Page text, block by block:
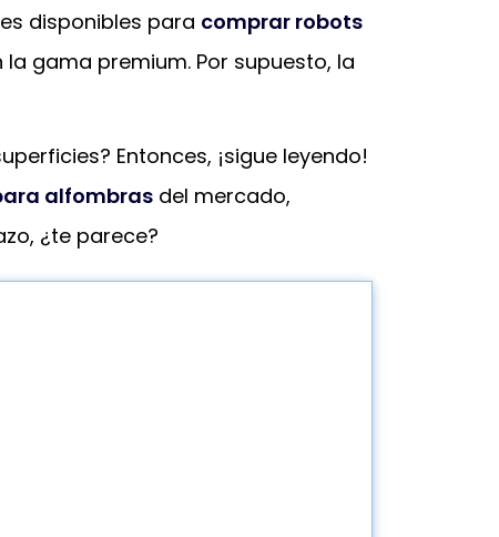
disponibles para comprar robots
gama premium. Por supuesto, la
Entonces, ¡sigue leyendo!
alfombras del mercado,
¿te parece?